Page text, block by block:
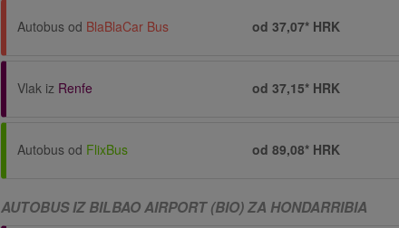
Autobus od BlaBlaCar Bus od 37,07* HRK
Vlak iz Renfe od 37,15* HRK
Autobus od FlixBus od 89,08* HRK
AUTOBUS IZ BILBAO AIRPORT (BIO) ZA HONDARRIBIA